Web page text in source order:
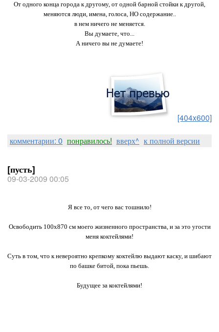
От одного конца города к другому, от одной барной стойки к другой,
меняются люди, имена, голоса, НО содержание..
в нем ничего не меняется.
Вы думаете, что...
А ничего вы не думаете!
[404x600]
комментарии: 0 понравилось! вверх^ к полной версии
[пусть]
09-03-2009 00:05
Я все то, от чего вас тошнило!
Освободить 100х870 см моего жизненного пространства, и за это угости
меня коктейлями!
Суть в том, что к невероятно крепкому коктейлю выдают каску, и шибают
по башке битой, пока пьешь.
Будущее за коктейлями!